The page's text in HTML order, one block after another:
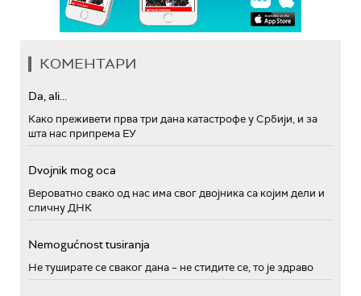
КОМЕНТАРИ
Da, ali...
Како преживети прва три дана катастрофе у Србији, и за
шта нас припрема ЕУ
Dvojnik mog oca
Вероватно свако од нас има свог двојника са којим дели и
сличну ДНК
Nemogućnost tusiranja
Не туширате се сваког дана – не стидите се, то је здраво